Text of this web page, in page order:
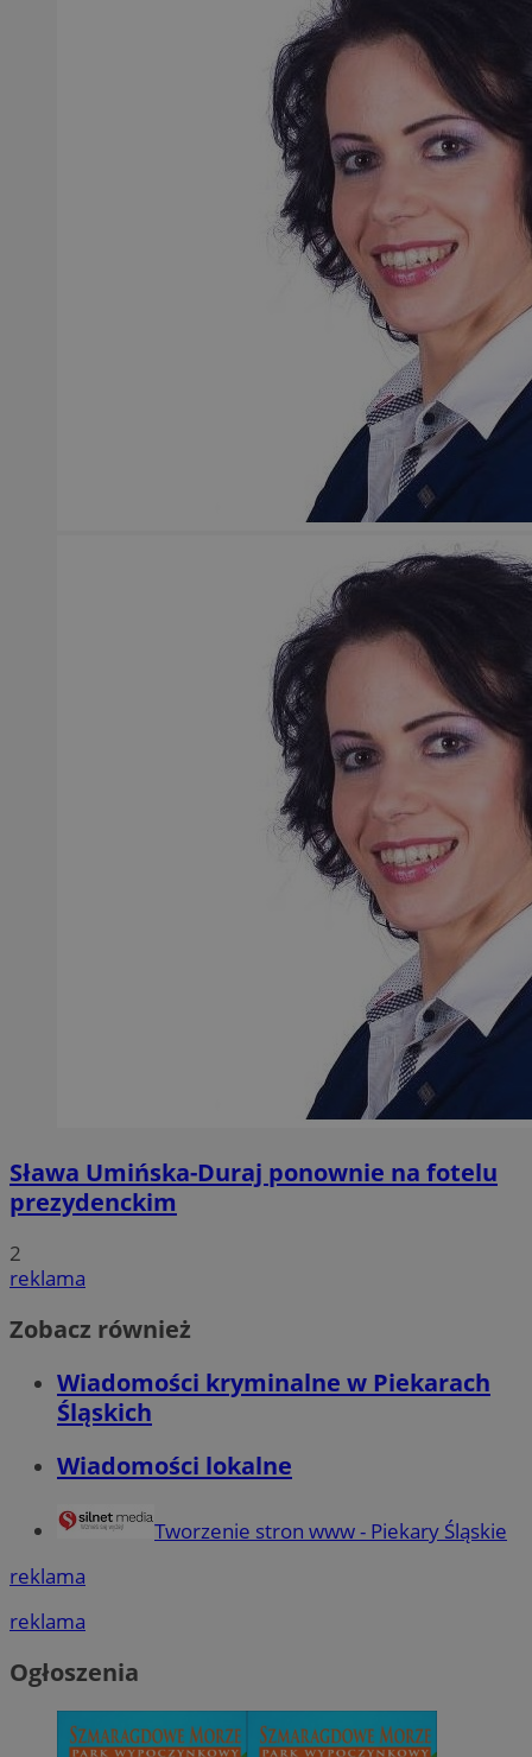
Sława Umińska-Duraj ponownie na fotelu
prezydenckim
2
reklama
Zobacz również
Wiadomości kryminalne w Piekarach
Śląskich
Wiadomości lokalne
Tworzenie stron www - Piekary Śląskie
reklama
reklama
Ogłoszenia